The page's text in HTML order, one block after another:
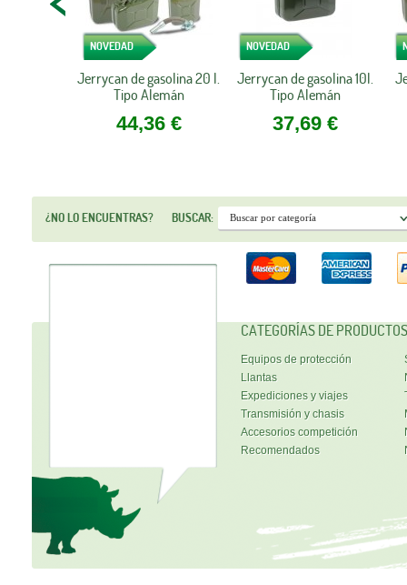
NOVEDAD
Jerrycan de gasolina 20 l.
Tipo Alemán
44,36 €
NOVEDAD
Jerrycan de gasolina 10l.
Tipo Alemán
37,69 €
¿NO LO ENCUENTRAS? BUSCAR:
CATEGORÍAS DE PRODUCTOS
Equipos de protección
Llantas
Expediciones y viajes
Transmisión y chasis
Accesorios competición
Recomendados